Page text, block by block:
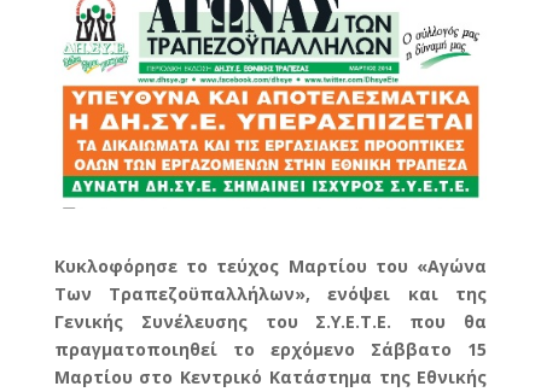
Κυκλοφόρησε το τεύχος Μαρτίου του «Αγώνα
Των Τραπεζοϋπαλλήλων», ενόψει και της
Γενικής Συνέλευσης του Σ.Υ.Ε.Τ.Ε. που θα
πραγματοποιηθεί το ερχόμενο Σάββατο 15
Μαρτίου στο Κεντρικό Κατάστημα της Εθνικής